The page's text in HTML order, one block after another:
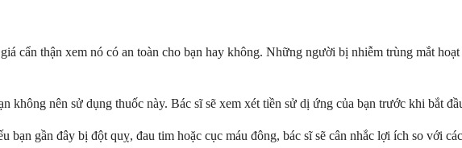
cẩn thận xem nó có an toàn cho bạn hay không. Những người bị nhiễm trùng mắt
không nên sử dụng thuốc này. Bác sĩ sẽ xem xét tiền sử dị ứng của bạn trước khi bắt
bạn gần đây bị đột quỵ, đau tim hoặc cục máu đông, bác sĩ sẽ cân nhắc lợi ích so với